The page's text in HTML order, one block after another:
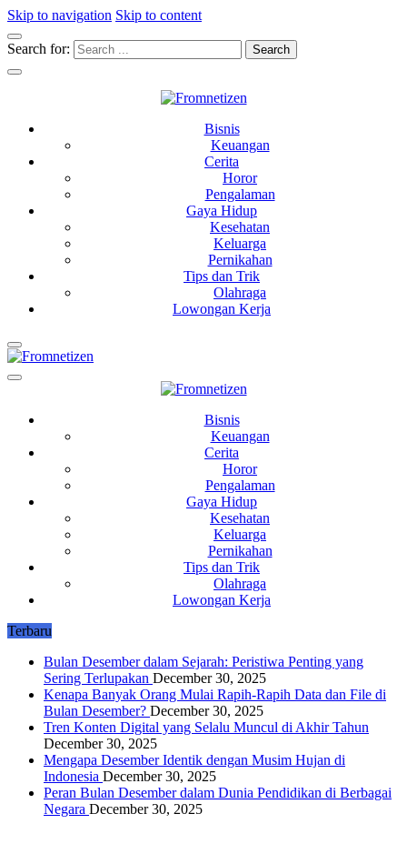
Skip to navigation Skip to content
Search for:
Fromnetizen
Kumpulan Update Informasi dan Loker Dari Netizen
Bisnis
Keuangan
Cerita
Horor
Pengalaman
Gaya Hidup
Kesehatan
Keluarga
Pernikahan
Tips dan Trik
Olahraga
Lowongan Kerja
Fromnetizen
Kumpulan Update Informasi dan Loker Dari Netizen
Bisnis
Keuangan
Cerita
Horor
Pengalaman
Gaya Hidup
Kesehatan
Keluarga
Pernikahan
Tips dan Trik
Olahraga
Lowongan Kerja
Terbaru
Bulan Desember dalam Sejarah: Peristiwa Penting yang
Sering Terlupakan December 30, 2025
Kenapa Banyak Orang Mulai Rapih-Rapih Data dan File di
Bulan Desember? December 30, 2025
Tren Konten Digital yang Selalu Muncul di Akhir Tahun
December 30, 2025
Mengapa Desember Identik dengan Musim Hujan di
Indonesia December 30, 2025
Peran Bulan Desember dalam Dunia Pendidikan di Berbagai
Negara December 30, 2025